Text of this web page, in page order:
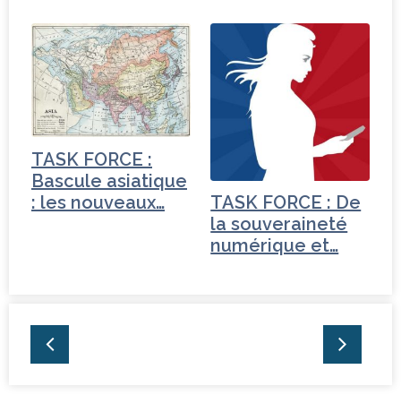
Tchéquie
TASK FORCE :
Bascule asiatique
: les nouveaux…
TASK FORCE : De
la souveraineté
numérique et…